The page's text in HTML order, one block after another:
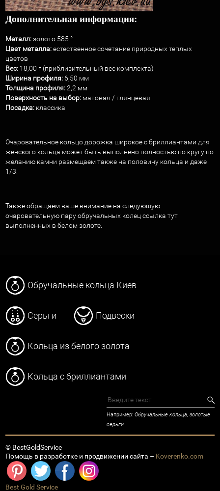
Дополнительная информация:
Металл:золото 585 °
Цвет металла:естественное сочетание природных теплых
цветов
Вес:18,00 г (приблизительный вес комплекта)
Ширина профиля:6,50 мм
Толщина профиля:2,2 мм
Поверхность на выбор:матовая / глянцевая
Посадка:классика
Очаровательное кольцо дорожка широкое с бриллиантами для
женского кольца может быть выполнено полностью по кругу по
желанию камни размещаем также на половину кольца и даже
1/3.
Также обращаем ваше внимание на следующую
очаровательную пару обручальных колец ссылка тут
выполненных в белом золоте.
Обручальные кольца Киев
Серьги Подвески
Кольца из белого золота
Кольца с бриллиантами
Например:Обручальные кольца, золотые
серьги
© BestGoldService
Помощь в разработке и продвижении сайта – Koverenko.com
Best Gold Service